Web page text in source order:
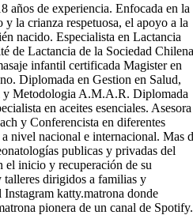
años de experiencia. Enfocada en la
la crianza respetuosa, el apoyo a la
nacido. Especialista en Lactancia
de Lactancia de la Sociedad Chilena
infantil certificada Magister en
Diplomada en Gestion en Salud,
y Metodologia A.M.A.R. Diplomada
en aceites esenciales. Asesora
y Conferencista en diferentes
nivel nacional e internacional. Mas
publicas y privadas del
el inicio y recuperación de su
dirigidos a familias y
katty.matrona donde
pionera de un canal de Spotify.